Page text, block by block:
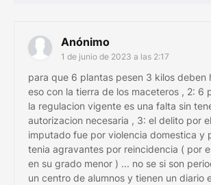
Anónimo
1 de junio de 2023 a las 2:17
para que 6 plantas pesen 3 kilos deben
eso con la tierra de los maceteros , 2: 6
la regulacion vigente es una falta sin
autorizacion necesaria , 3: el delito por
imputado fue por violencia domestica y
tenia agravantes por reincidencia ( por
en su grado menor ) ... no se si son
un centro de alumnos y tienen un diario